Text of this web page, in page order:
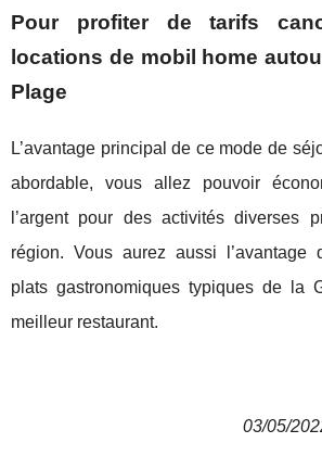
Pour profiter de tarifs
locations de mobil home
Plage
L’avantage principal de ce mode de
abordable, vous allez pouvoir
l’argent pour des activités diverses
région. Vous aurez aussi l’avantage
plats gastronomiques typiques de la
meilleur restaurant.
03/05/